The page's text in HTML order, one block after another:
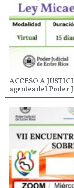
ACCESO A
agentes del Poder